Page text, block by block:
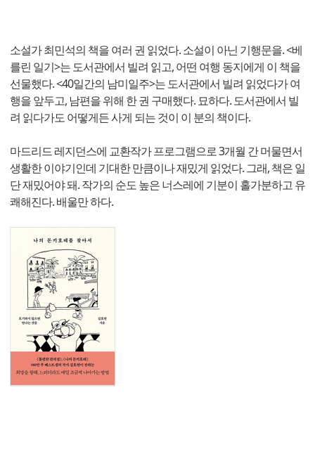
소설가 최민석의 책을 여러 권 읽었다. 소설이 아닌 기행문을. <베
를린 일기>는 도서관에서 빌려 읽고, 어떤 여행 동지에게 이 책을
선물했다. <40일간의 남미일주>는 도서관에서 빌려 읽었다가 여
행을 앞두고, 남편을 위해 한 권 구매했다. 묘하다. 도서관에서 빌
려 읽다가도 어떻게든 사게 되는 것이 이 분의 책이다.
마드리드 레지던스에 교환작가 프로그램으로 3개월 간 머물면서
생활한 이야기인데 기대한 만큼이나 재밌게 읽었다. 그래, 책은 일
단 재밌어야 돼. 작가의 순도 높은 너스레에 기분이 홀가분하고 유
쾌해진다. 배울만 하다.